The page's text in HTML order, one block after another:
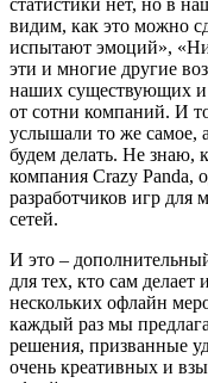
статистики нет, но в
видим, как это можно
испытают эмоций»,
эти и многие другие
наших существующих
от сотни компаний. И
услышали то же самое,
будем делать. Не знаю,
компания Crazy Panda,
разработчиков игр для
сетей.
И это –
для тех, кто сам
нескольких офлайн
каждый раз мы
решения, призванные
очень креативных и